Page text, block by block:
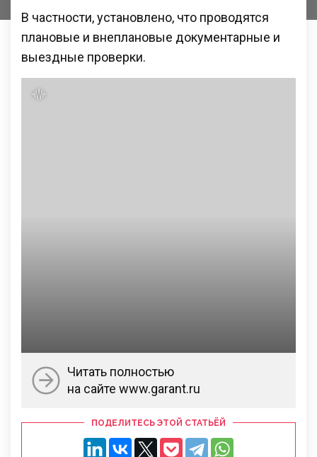
В частности, установлено, что проводятся
плановые и внеплановые документарные и
выездные проверки.
Читать полностью
на сайте www.garant.ru
ПОДЕЛИТЕСЬ ЭТОЙ СТАТЬЁЙ